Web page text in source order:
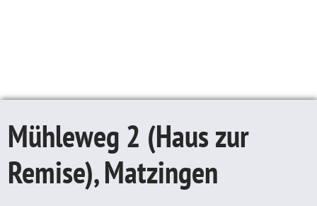
Mühleweg 2 (Haus zur
Remise), Matzingen